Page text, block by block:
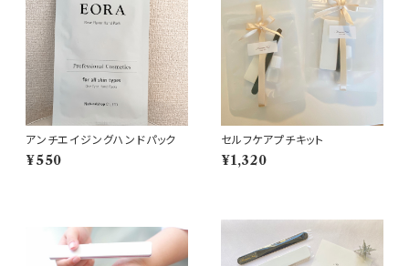
アンチエイジングハンドパック
¥550
セルフケアプチキット
¥1,320